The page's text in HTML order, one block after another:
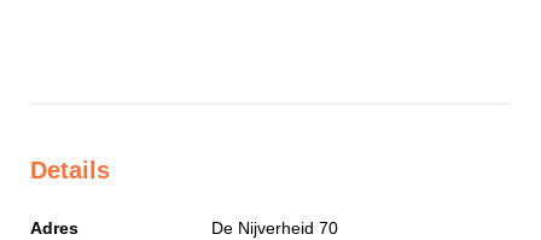
Details
Adres
De Nijverheid 70